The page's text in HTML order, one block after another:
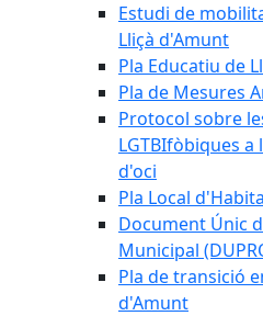
Estudi de
Lliçà d'Amunt
Pla Educatiu de
Pla de Mesures
Protocol sobre
LGTBIfòbiques
d'oci
Pla Local
Document Únic
Municipal
Pla de transició
d'Amunt